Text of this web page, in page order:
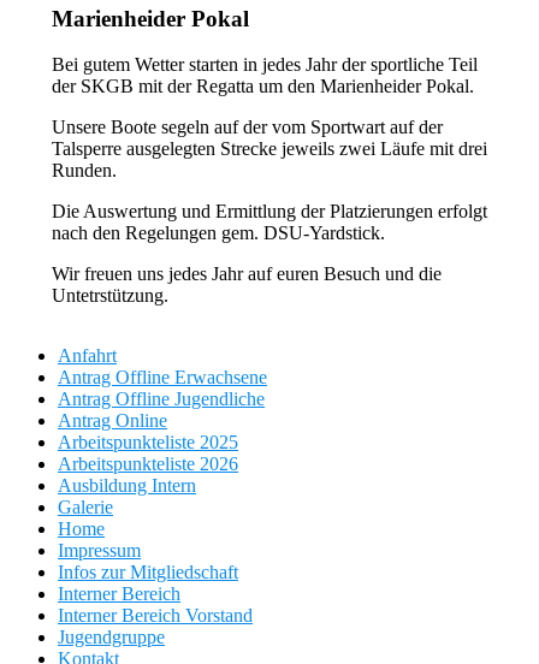
Marienheider Pokal
Bei gutem Wetter starten in jedes Jahr der sportliche Teil
der SKGB mit der Regatta um den Marienheider Pokal.
Unsere Boote segeln auf der vom Sportwart auf der
Talsperre ausgelegten Strecke jeweils zwei Läufe mit drei
Runden.
Die Auswertung und Ermittlung der Platzierungen erfolgt
nach den Regelungen gem. DSU-Yardstick.
Wir freuen uns jedes Jahr auf euren Besuch und die
Untetrstützung.
Anfahrt
Antrag Offline Erwachsene
Antrag Offline Jugendliche
Antrag Online
Arbeitspunkteliste 2025
Arbeitspunkteliste 2026
Ausbildung Intern
Galerie
Home
Impressum
Infos zur Mitgliedschaft
Interner Bereich
Interner Bereich Vorstand
Jugendgruppe
Kontakt